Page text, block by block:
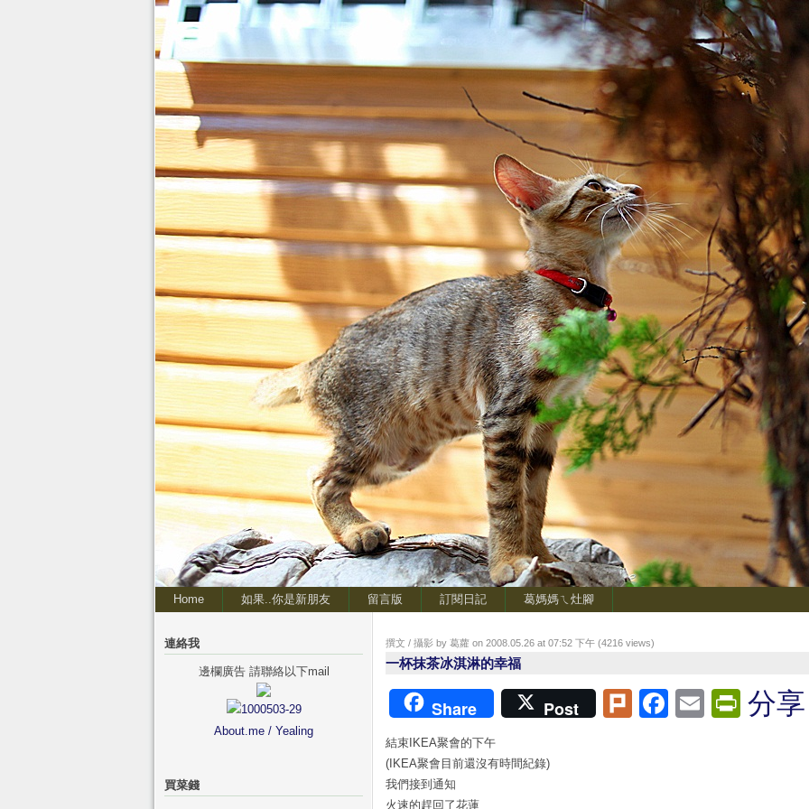
Home 如果..你是新朋友 留言版 訂閱日記 葛媽媽ㄟ灶腳
撰文 / 攝影 by 葛蘿 on 2008.05.26 at 07:52 下午 (4216 views)
一杯抹茶冰淇淋的幸福
Share Post PlurkFacebook
Email分享
結束IKEA聚會的下午
(IKEA聚會目前還沒有時間紀錄)
我們接到通知
火速的趕回了花蓮
連絡我
邊欄廣告 請聯絡以下mail
About.me / Yealing
買菜錢